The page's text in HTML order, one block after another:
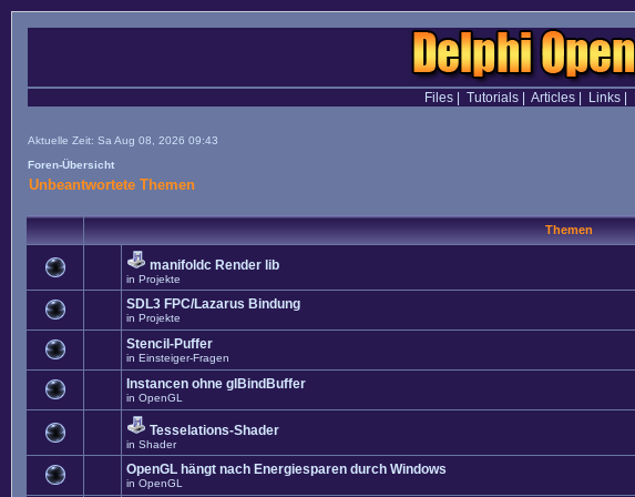
Files| Tutorials| Articles| Links|
Aktuelle Zeit: Sa Aug 08, 2026 09:43
Foren-Übersicht
Unbeantwortete Themen
Themen
manifoldc Render lib
in Projekte
SDL3 FPC/Lazarus Bindung
in Projekte
Stencil-Puffer
in Einsteiger-Fragen
Instancen ohne glBindBuffer
in OpenGL
Tesselations-Shader
in Shader
OpenGL hängt nach Energiesparen durch Windows
in OpenGL